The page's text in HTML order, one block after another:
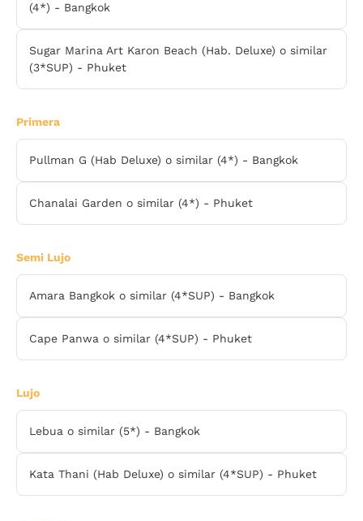
(4*) - Bangkok
Sugar Marina Art Karon Beach (Hab. Deluxe) o similar
(3*SUP) - Phuket
Primera
Pullman G (Hab Deluxe) o similar (4*) - Bangkok
Chanalai Garden o similar (4*) - Phuket
Semi Lujo
Amara Bangkok o similar (4*SUP) - Bangkok
Cape Panwa o similar (4*SUP) - Phuket
Lujo
Lebua o similar (5*) - Bangkok
Kata Thani (Hab Deluxe) o similar (4*SUP) - Phuket